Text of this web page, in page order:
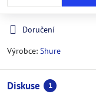
Doručení
Výrobce: Shure
Diskuse 1